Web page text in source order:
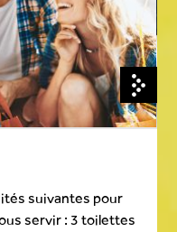
suivantes pour
servir : 3 toilettes